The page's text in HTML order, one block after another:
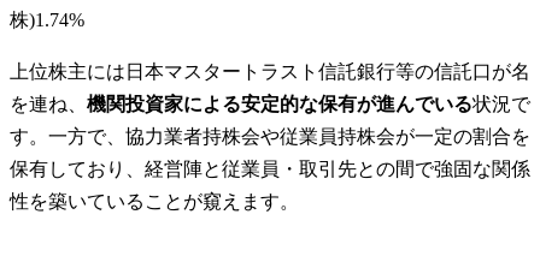
株)1.74%
上位株主には日本マスタートラスト信託銀行等の信託口が名
を連ね、 機関投資家による安定的な保有が進んでいる状況で
す。一方で、協力業者持株会や従業員持株会が一定の割合を
保有しており、経営陣と従業員・取引先との間で強固な関係
性を築いていることが窺えます。